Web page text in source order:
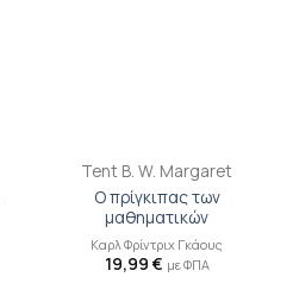
Tent B. W. Margaret
Ο πρίγκιπας των
μαθηματικών
Καρλ Φρίντριχ Γκάους
19,99 € με ΦΠΑ